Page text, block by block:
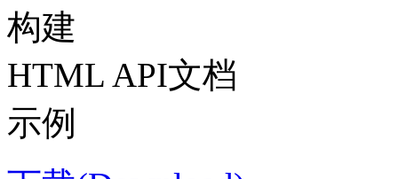
构建
HTML API文档
示例